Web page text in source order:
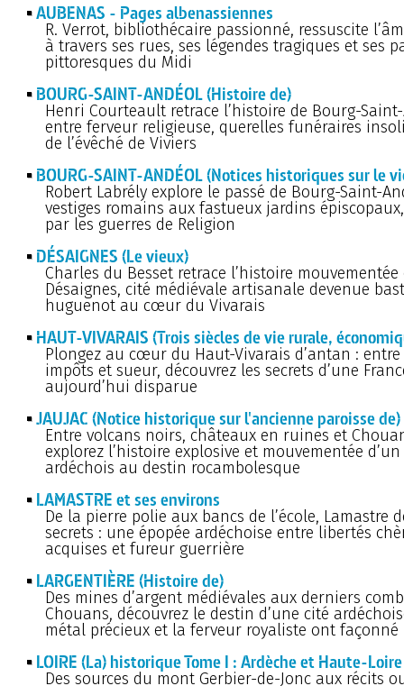
AUBENAS - Pages albenassiennes
R. Verrot, bibliothécaire passionné, ressuscite
à travers ses rues, ses légendes tragiques et ses
pittoresques du Midi
BOURG-SAINT-ANDÉOL (Histoire de)
Henri Courteault retrace l’histoire de Bourg-
entre ferveur religieuse, querelles funéraires
de l’évêché de Viviers
BOURG-SAINT-ANDÉOL (Notices historiques sur le
Robert Labrély explore le passé de Bourg-Saint-
vestiges romains aux fastueux jardins
par les guerres de Religion
DÉSAIGNES (Le vieux)
Charles du Besset retrace l’histoire mouvementée
Désaignes, cité médiévale artisanale devenue
huguenot au cœur du Vivarais
HAUT-VIVARAIS (Trois siècles de vie rurale,
Plongez au cœur du Haut-Vivarais d’antan :
impôts et sueur, découvrez les secrets d’une
aujourd’hui disparue
JAUJAC (Notice historique sur l'ancienne paroisse de)
Entre volcans noirs, châteaux en ruines et
explorez l’histoire explosive et mouvementée
ardéchois au destin rocambolesque
LAMASTRE et ses environs
De la pierre polie aux bancs de l’école, Lamastre
secrets : une épopée ardéchoise entre libertés
acquises et fureur guerrière
LARGENTIÈRE (Histoire de)
Des mines d’argent médiévales aux derniers
Chouans, découvrez le destin d’une cité
métal précieux et la ferveur royaliste ont façonné
LOIRE (La) historique Tome I : Ardèche et Haute-Loire
Des sources du mont Gerbier-de-Jonc aux récits